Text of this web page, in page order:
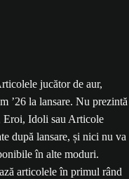
jucător de aur,
’26 la lansare. Nu prezintă
Eroi, Idoli sau Articole
după lansare, și nici nu va
în alte moduri.
articolele în primul rând